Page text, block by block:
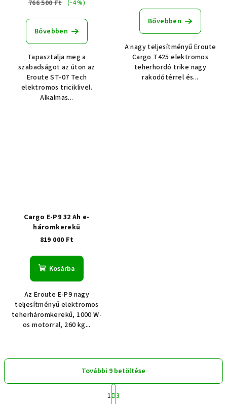
766 500 Ft (–4 %)
Bővebben
Tapasztalja meg a
szabadságot az úton az
Eroute ST-07 Tech
elektromos triciklivel.
Alkalmas...
Bővebben
A nagy teljesítményű Eroute
Cargo T425 elektromos
teherhordó trike nagy
rakodótérrel és...
Cargo E-P9 32 Ah e-
háromkerekű
819 000 Ft
Kosárba
Az Eroute E-P9 nagy
teljesítményű elektromos
teherháromkerekű, 1000 W-
os motorral, 260 kg...
További 9 betöltése
L
a
1 3